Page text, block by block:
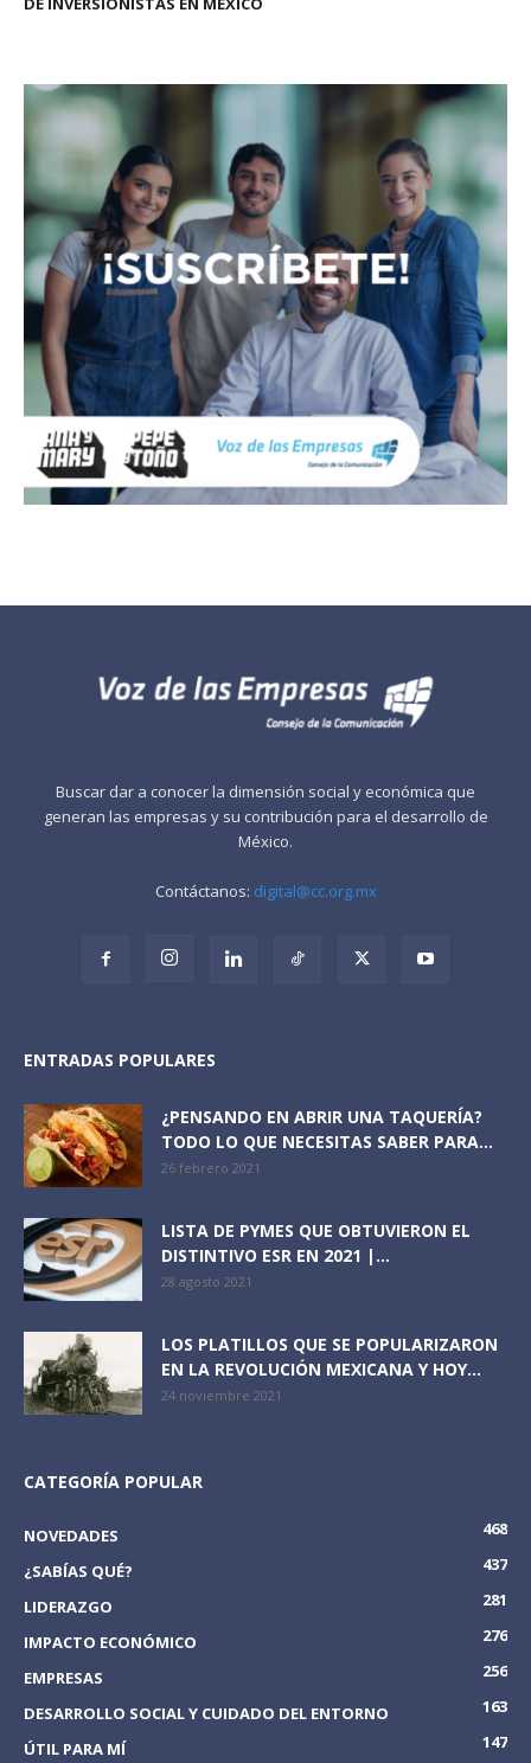
Buscar dar a conocer la dimensión social y económica que
generan las empresas y su contribución para el desarrollo de
México.
Contáctanos: digital@cc.org.mx
ENTRADAS POPULARES
¿PENSANDO EN ABRIR UNA TAQUERÍA?
TODO LO QUE NECESITAS SABER PARA...
26 febrero 2021
LISTA DE PYMES QUE OBTUVIERON EL
DISTINTIVO ESR EN 2021 |...
28 agosto 2021
LOS PLATILLOS QUE SE POPULARIZARON
EN LA REVOLUCIÓN MEXICANA Y HOY...
24 noviembre 2021
CATEGORÍA POPULAR
NOVEDADES
468
¿SABÍAS QUÉ?
437
LIDERAZGO
281
IMPACTO ECONÓMICO
276
EMPRESAS
256
DESARROLLO SOCIAL Y CUIDADO DEL ENTORNO
163
ÚTIL PARA MÍ
147